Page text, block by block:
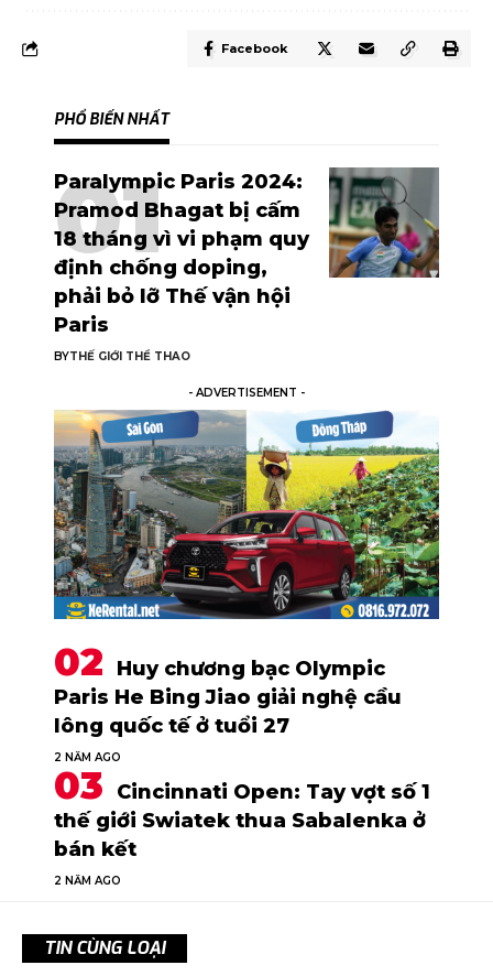
Facebook
PHỔ BIẾN NHẤT
Paralympic Paris 2024:
Pramod Bhagat bị cấm
18 tháng vì vi phạm quy
định chống doping,
phải bỏ lỡ Thế vận hội
Paris
BYTHẾ GIỚI THỂ THAO
- ADVERTISEMENT -
Huy chương bạc Olympic
Paris He Bing Jiao giải nghệ cầu
lông quốc tế ở tuổi 27
2 NĂM AGO
Cincinnati Open: Tay vợt số 1
thế giới Swiatek thua Sabalenka ở
bán kết
2 NĂM AGO
TIN CÙNG LOẠI